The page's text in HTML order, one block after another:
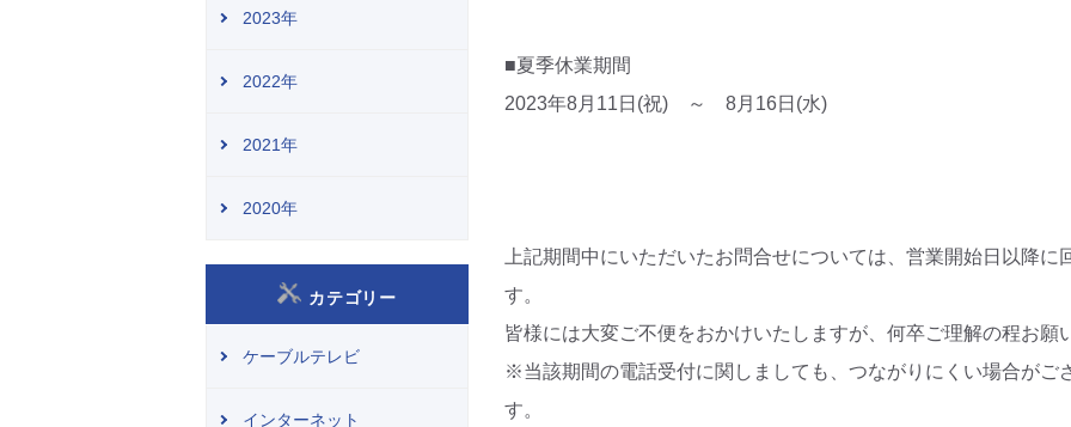
■夏季休業期間
2023年8月11日(祝) ～ 8月16日(水)
上記期間中にいただいたお問合せについては、営業開始日以降に
す。
皆様には大変ご不便をおかけいたしますが、何卒ご理解の程お願
※当該期間の電話受付に関しましても、つながりにくい場合がご
す。
2023年
2022年
2021年
2020年
カテゴリー
ケーブルテレビ
インターネット